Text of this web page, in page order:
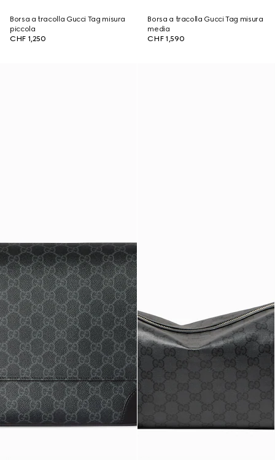
Borsa a tracolla Gucci Tag misura
piccola
CHF 1,250
Borsa a tracolla Gucci Tag misura
media
CHF 1,590